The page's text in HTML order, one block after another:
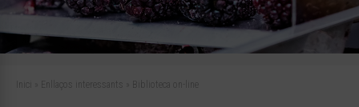
Inici Enllaços interessants Biblioteca on-line